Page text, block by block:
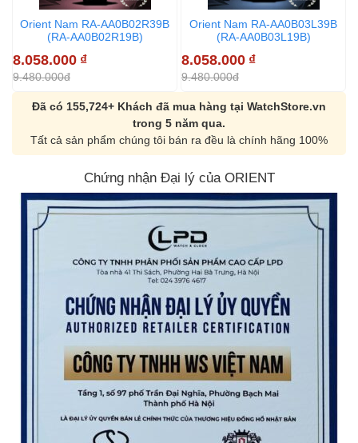
Orient Nam RA-AA0B02R39B
(RA-AA0B02R19B)
8.058.000 ₫
9.480.000đ
Orient Nam RA-AA0B03L39B
(RA-AA0B03L19B)
8.058.000 ₫
9.480.000đ
Đã có 155,724+ Khách đã mua hàng tại WatchStore.vn
trong 5 năm qua.
Tất cả sản phẩm chúng tôi bán ra đều là chính hãng 100%
Chứng nhận Đại lý của ORIENT